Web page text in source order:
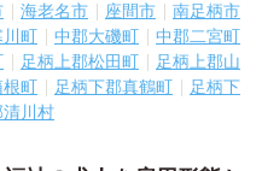
海老名市 座間市
南足柄市
川町 中郡大磯町
中郡二宮町
足柄上郡松田町
足柄上郡山
根町 足柄下郡真鶴町
足柄下
川村